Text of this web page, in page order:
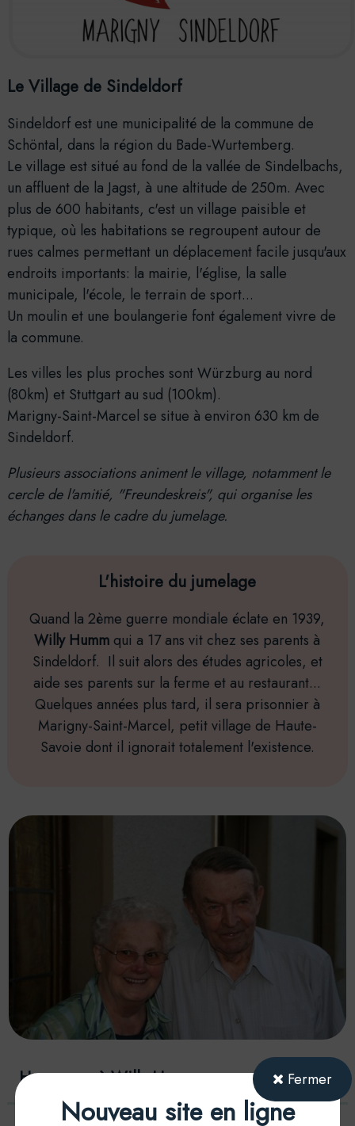
Le Village de Sindeldorf
Sindeldorf est une municipalité de la commune de
Schöntal, dans la région du Bade-Wurtemberg.
Le village est situé au fond de la vallée de Sindelbachs,
un affluent de la Jagst, à une altitude de 250m. Avec
plus de 600 habitants, c'est un village paisible et
typique, où les habitations se regroupent autour de
rues calmes permettant un déplacement facile jusqu'aux
endroits importants: la mairie, l'église, la salle
municipale, l'école, le terrain de sport...
Un moulin et une boulangerie font également vivre de
la commune.
Les villes les plus proches sont Würzburg au nord
(80km) et Stuttgart au sud (100km).
Marigny-Saint-Marcel se situe à environ 630 km de
Sindeldorf.
Plusieurs associations animent le village, notamment le
cercle de l'amitié, "Freundeskreis", qui organise les
échanges dans le cadre du jumelage.
L'histoire du jumelage
Quand la 2ème guerre mondiale éclate en 1939,
Willy Humm qui a 17 ans vit chez ses parents à
Sindeldorf. Il suit alors des études agricoles, et
aide ses parents sur la ferme et au restaurant...
Quelques années plus tard, il sera prisonnier à
Marigny-Saint-Marcel, petit village de Haute-
Savoie dont il ignorait totalement l'existence.
Hommage à Willy Humm Fermer
Nouveau site en ligne